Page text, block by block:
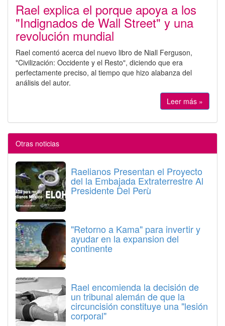
Rael explica el porque apoya a los
"Indignados de Wall Street" y una
revolución mundial
Rael comentó acerca del nuevo libro de Niall Ferguson,
"Civilización: Occidente y el Resto", diciendo que era
perfectamente preciso, al tiempo que hizo alabanza del
análisis del autor.
Leer más »
Otras noticias
Raelianos Presentan el Proyecto
del la Embajada Extraterrestre Al
Presidente Del Perù
"Retorno a Kama" para invertir y
ayudar en la expansion del
continente
Rael encomienda la decisión de
un tribunal alemán de que la
circuncisión constituye una "lesión
corporal"